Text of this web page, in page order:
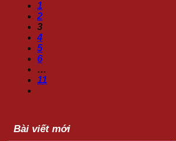
1
2
3
4
5
6
…
11
Bài viết mới